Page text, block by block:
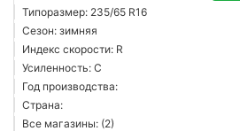
Типоразмер: 235/65 R16
Сезон: зимняя
Индекс скорости: R
Усиленность: C
Год производства:
Страна:
Все магазины: (2)